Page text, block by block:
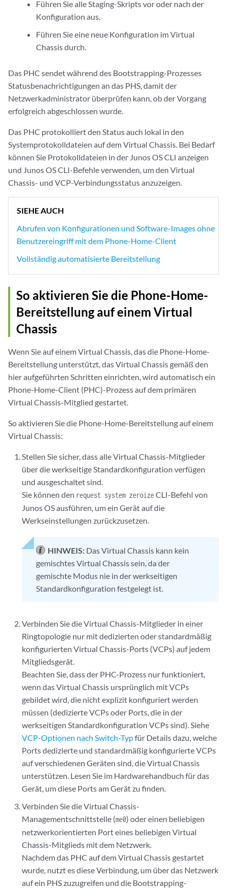
Führen Sie alle Staging-Skripts vor oder nach der
Konfiguration aus.
Führen Sie eine neue Konfiguration im Virtual
Chassis durch.
Das PHC sendet während des Bootstrapping-Prozesses
Statusbenachrichtigungen an das PHS, damit der
Netzwerkadministrator überprüfen kann, ob der Vorgang
erfolgreich abgeschlossen wurde.
Das PHC protokolliert den Status auch lokal in den
Systemprotokolldateien auf dem Virtual Chassis. Bei Bedarf
können Sie Protokolldateien in der Junos OS CLI anzeigen
und Junos OS CLI-Befehle verwenden, um den Virtual
Chassis- und VCP-Verbindungsstatus anzuzeigen.
SIEHE AUCH
Abrufen von Konfigurationen und Software-Images ohne
Benutzereingriff mit dem Phone-Home-Client
Vollständig automatisierte Bereitstellung
So aktivieren Sie die Phone-Home-
Bereitstellung auf einem Virtual
Chassis
Wenn Sie auf einem Virtual Chassis, das die Phone-Home-
Bereitstellung unterstützt, das Virtual Chassis gemäß den
hier aufgeführten Schritten einrichten, wird automatisch ein
Phone-Home-Client (PHC)-Prozess auf dem primären
Virtual Chassis-Mitglied gestartet.
So aktivieren Sie die Phone-Home-Bereitstellung auf einem
Virtual Chassis:
Stellen Sie sicher, dass alle Virtual Chassis-Mitglieder
über die werkseitige Standardkonfiguration verfügen
und ausgeschaltet sind.
Sie können den request system zeroizeCLI-Befehl von
Junos OS ausführen, um ein Gerät auf die
Werkseinstellungen zurückzusetzen.
HINWEIS: Das Virtual Chassis kann kein
gemischtes Virtual Chassis sein, da der
gemischte Modus nie in der werkseitigen
Standardkonfiguration festgelegt ist.
Verbinden Sie die Virtual Chassis-Mitglieder in einer
Ringtopologie nur mit dedizierten oder standardmäßig
konfigurierten Virtual Chassis-Ports (VCPs) auf jedem
Mitgliedsgerät.
Beachten Sie, dass der PHC-Prozess nur funktioniert,
wenn das Virtual Chassis ursprünglich mit VCPs
gebildet wird, die nicht explizit konfiguriert werden
müssen (dedizierte VCPs oder Ports, die in der
werkseitigen Standardkonfiguration VCPs sind). Siehe
VCP-Optionen nach Switch-Typfür Details dazu, welche
Ports dedizierte und standardmäßig konfigurierte VCPs
auf verschiedenen Geräten sind, die Virtual Chassis
unterstützen. Lesen Sie im Hardwarehandbuch für das
Gerät, um diese Ports am Gerät zu finden.
Verbinden Sie die Virtual Chassis-
Managementschnittstelle (me0) oder einen beliebigen
netzwerkorientierten Port eines beliebigen Virtual
Chassis-Mitglieds mit dem Netzwerk.
Nachdem das PHC auf dem Virtual Chassis gestartet
wurde, nutzt es diese Verbindung, um über das Netzwerk
auf ein PHS zuzugreifen und die Bootstrapping-